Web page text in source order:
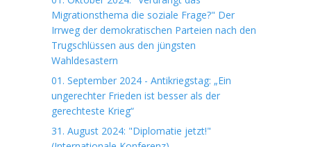
Migrationsthema die soziale Frage?" Der
Irrweg der demokratischen Parteien nach den
Trugschlüssen aus den jüngsten
Wahldesastern
01. September 2024 - Antikriegstag: „Ein
ungerechter Frieden ist besser als der
gerechteste Krieg“
31. August 2024: "Diplomatie jetzt!"